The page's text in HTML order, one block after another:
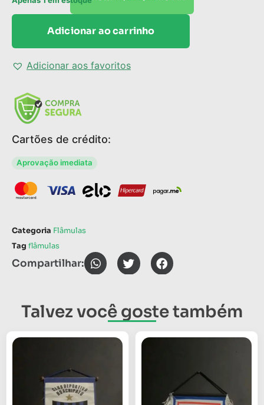
Adicionar ao carrinho
Adicionar aos favoritos
Cartões de crédito:
Aprovação imediata
Categoria Flâmulas
Tag flâmulas
Compartilhar:
Talvez você goste também